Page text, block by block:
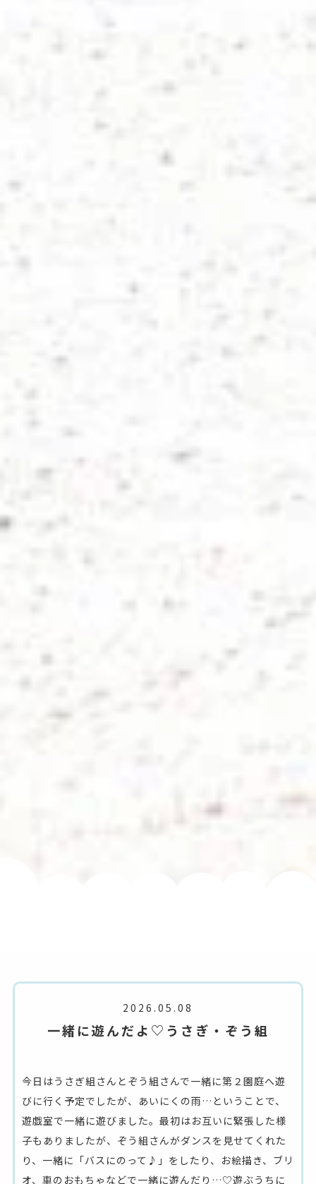
2026.05.08
一緒に遊んだよ♡うさぎ・ぞう組
今日はうさぎ組さんとぞう組さんで一緒に第２園庭へ遊
びに行く予定でしたが、あいにくの雨…ということで、
遊戯室で一緒に遊びました。最初はお互いに緊張した様
子もありましたが、ぞう組さんがダンスを見せてくれた
り、一緒に「バスにのって♪」をしたり、お絵描き、ブリ
オ、車のおもちゃなどで一緒に遊んだり…♡遊ぶうちに